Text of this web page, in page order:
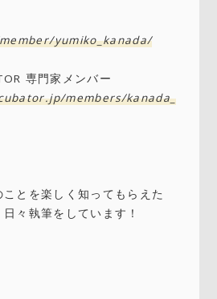
yumiko_kanada/
専門家メンバー
members/kanada_
とを楽しく知ってもらえた
々執筆をしています！